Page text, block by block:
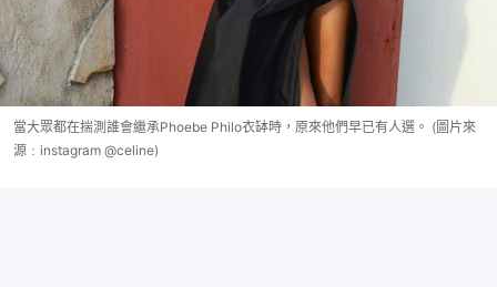
當大眾都在揣測誰會繼承Phoebe Philo衣缽時，原來他們早已有人選。 (圖片來
源﹕instagram @celine)